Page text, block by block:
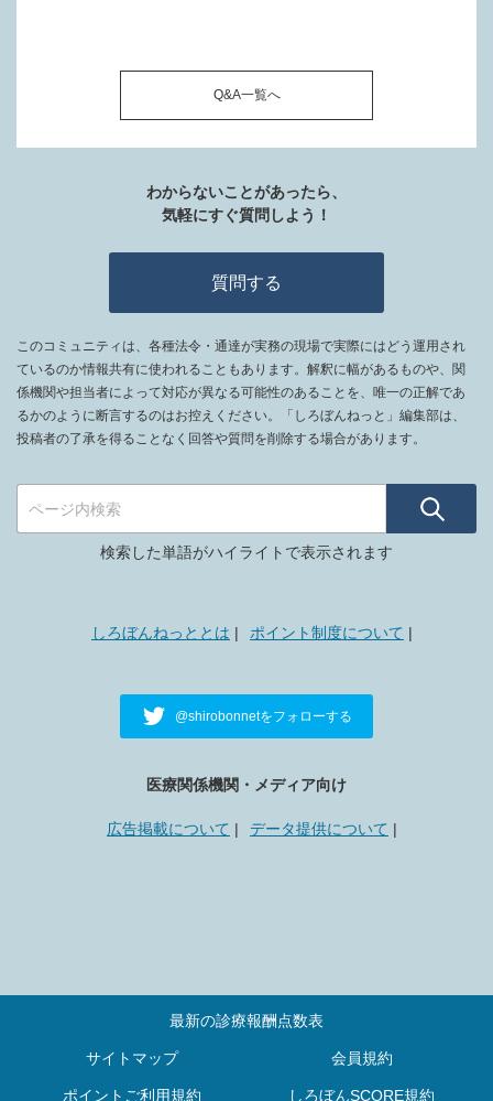
Q&A一覧へ
わからないことがあったら、
気軽にすぐ質問しよう！
質問する
このコミュニティは、各種法令・通達が実務の現場で実際にはどう運用され
ているのか情報共有に使われることもあります。解釈に幅があるものや、関
係機関や担当者によって対応が異なる可能性のあることを、唯一の正解であ
るかのように断言するのはお控えください。「しろぼんねっと」編集部は、
投稿者の了承を得ることなく回答や質問を削除する場合があります。
検索した単語がハイライトで表示されます
しろぼんねっととは ポイント制度について
@shirobonnetをフォローする
医療関係機関・メディア向け
広告掲載について データ提供について
最新の診療報酬点数表
サイトマップ 会員規約
ポイントご利用規約 しろぼんSCORE規約